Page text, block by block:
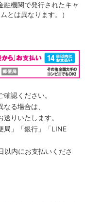
融機関で発行されたキャ
とは異なります。）
認ください。
る場合は、
りいたします。
局」「銀行」「LINE
以内にお支払いくださ